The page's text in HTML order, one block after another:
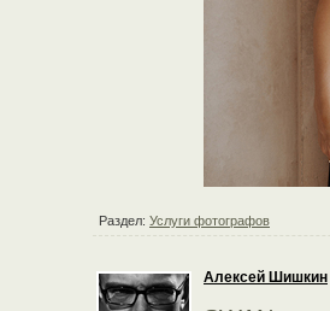
Раздел: Услуги фотографов
Алексей Шишкин